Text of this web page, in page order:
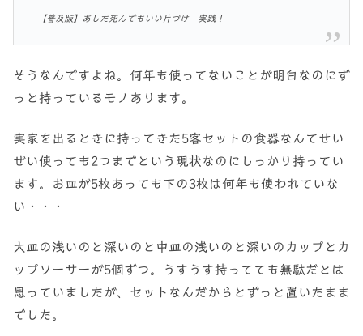
【普及版】あした死んでもいい片づけ 実践！
そうなんですよね。何年も使ってないことが明白なのにず
っと持っているモノあります。
実家を出るときに持ってきた5客セットの食器なんてせい
ぜい使っても2つまでという現状なのにしっかり持ってい
ます。お皿が5枚あっても下の3枚は何年も使われていな
い・・・
大皿の浅いのと深いのと中皿の浅いのと深いのカップとカ
ップソーサーが5個ずつ。うすうす持ってても無駄だとは
思っていましたが、セットなんだからとずっと置いたまま
でした。